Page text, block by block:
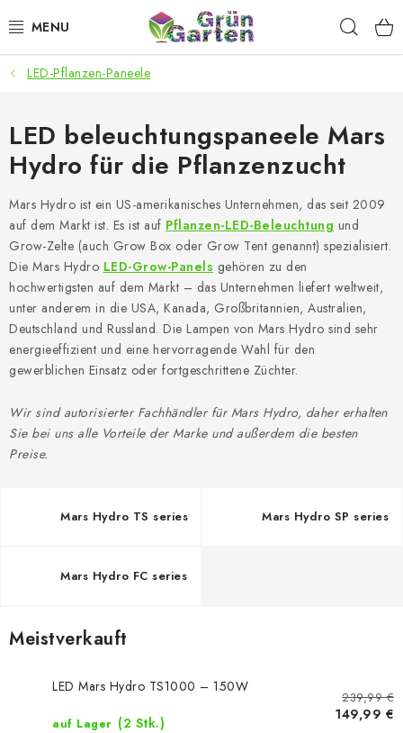
Inhalt
ANGEBOTE
LED PFLANZENLAMPEN
ANBAUBEDARF FÜR DEN HEIMANBAU
AQUARISTIK
MICROGREENS
SMARTER GARTEN
Geschäftsbewertung Kaufberatung AGB
LED-Pflanzen-Paneele
LED beleuchtungspaneele Mars
Hydro für die Pflanzenzucht
Mars Hydro ist ein US-amerikanisches Unternehmen, das seit 2009
auf dem Markt ist. Es ist auf Pflanzen-LED-Beleuchtung und
Grow-Zelte (auch Grow Box oder Grow Tent genannt) spezialisiert.
Die Mars Hydro LED-Grow-Panels gehören zu den
hochwertigsten auf dem Markt – das Unternehmen liefert weltweit,
unter anderem in die USA, Kanada, Großbritannien, Australien,
Deutschland und Russland. Die Lampen von Mars Hydro sind sehr
energieeffizient und eine hervorragende Wahl für den
gewerblichen Einsatz oder fortgeschrittene Züchter.
Wir sind autorisierter Fachhändler für Mars Hydro, daher erhalten
Sie bei uns alle Vorteile der Marke und außerdem die besten
Preise.
Mars Hydro TS series Mars Hydro SP series
Mars Hydro FC series
Meistverkauft
LED Mars Hydro TS1000 – 150W
auf Lager (2 Stk.)
239,99 €
149,99 €